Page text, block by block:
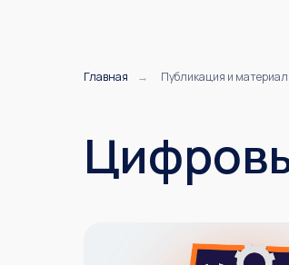
Главная → Публикация и